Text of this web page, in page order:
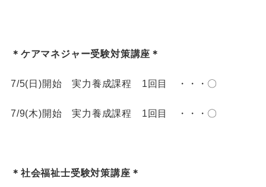
＊ケアマネジャー受験対策講座＊
7/5(日)開始 実力養成課程 1回目 ・・・〇
7/9(木)開始 実力養成課程 1回目 ・・・〇
＊社会福祉士受験対策講座＊